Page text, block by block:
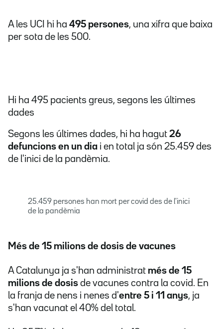
A les UCI hi ha 495 persones, una xifra que baixa
per sota de les 500.
Hi ha 495 pacients greus, segons les últimes
dades
Segons les últimes dades, hi ha hagut 26
defuncions en un dia i en total ja són 25.459 des
de l'inici de la pandèmia.
25.459 persones han mort per covid des de l'inici
de la pandèmia
Més de 15 milions de dosis de vacunes
A Catalunya ja s'han administrat més de 15
milions de dosis de vacunes contra la covid. En
la franja de nens i nenes d'entre 5 i 11 anys, ja
s'han vacunat el 40% del total.